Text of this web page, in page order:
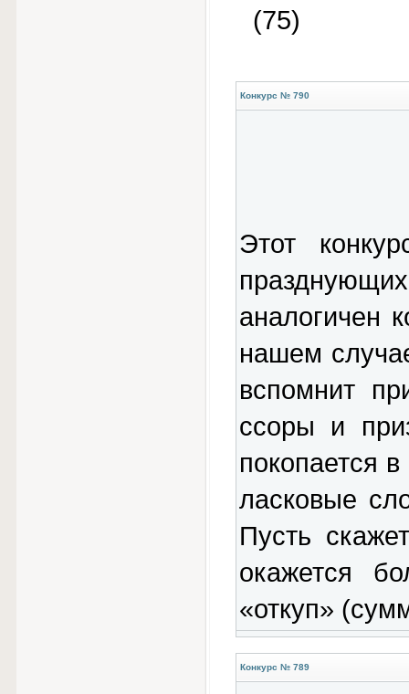
(75)
Конкурс № 790
Этот
аналогичен
нашем
вспомнит
ссоры и
покопается
ласковые
Пусть
окажется
«откуп»
Конкурс № 789